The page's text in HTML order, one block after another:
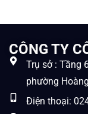
CÔNG TY
Trụ sở : Tầng
phường
Điện thoại: